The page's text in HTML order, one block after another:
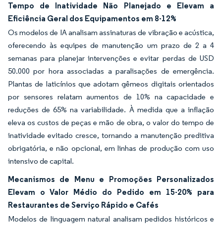
Tempo de Inatividade Não Planejado e Elevam a
Eficiência Geral dos Equipamentos em 8-12%
Os modelos de IA analisam assinaturas de vibração e acústica,
oferecendo às equipes de manutenção um prazo de 2 a 4
semanas para planejar intervenções e evitar perdas de USD
50.000 por hora associadas a paralisações de emergência.
Plantas de laticínios que adotam gêmeos digitais orientados
por sensores relatam aumentos de 10% na capacidade e
reduções de 65% na variabilidade. À medida que a inflação
eleva os custos de peças e mão de obra, o valor do tempo de
inatividade evitado cresce, tornando a manutenção preditiva
obrigatória, e não opcional, em linhas de produção com uso
intensivo de capital.
Mecanismos de Menu e Promoções Personalizados
Elevam o Valor Médio do Pedido em 15-20% para
Restaurantes de Serviço Rápido e Cafés
Modelos de linguagem natural analisam pedidos históricos e